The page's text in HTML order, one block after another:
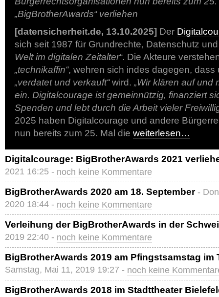
„BigBrotherAwards“ verliehen
[datensicherheit.de, 13.10.2025] Der
sich seit 1987 für Grundrechte, Datenschutz
Welt im digitalen Zeitalter“. Die Akteure
„technikaffin“, wehren sich indes dagegen, dass
„verdatet und verkauft“wird. „Wir klären auf und
ein. Digitalcourage ist gemeinnützig, finanziert
Spenden und lebt durch die Arbeit vieler
2025 haben Digitalcourage und andere
nun bereits zum 25. Mal die weiterlesen…
Digitalcourage: BigBrotherAwards 2021
2021 16:25 - noch keine Kommentare
BigBrotherAwards 2020 am 18. September -
2020 18:44 - noch keine Kommentare
Verleihung der BigBrotherAwards in der
2019 22:40 - noch keine Kommentare
BigBrotherAwards 2019 am Pfingstsamstag im
Samstag, Mai 11, 2019 19:27 - noch keine
BigBrotherAwards 2018 im Stadttheater